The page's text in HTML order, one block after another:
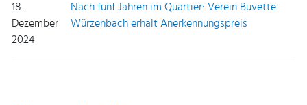
18.
Dezember
2024
Nach fünf Jahren im Quartier: Verein Buvette
Würzenbach erhält Anerkennungspreis